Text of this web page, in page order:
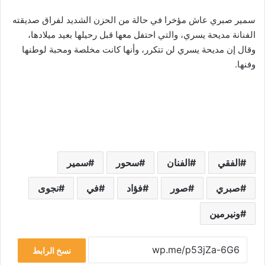
سمير صبري عاش مؤخرا في حالة من الحزن الشديد لفراق صديقته
الفنانة مديحة يسري، والتي احتفل معها قبل رحيلها بعيد ميلادها،
وقال إن مديحة يسري لن تتكرر، وأنها كانت مخلصة ومحبة لوطنها
وفنها.
الفقي الفنان سحور سمير
صبري صور فؤاد في نجوى
ونيرمين
نسخ الرابط